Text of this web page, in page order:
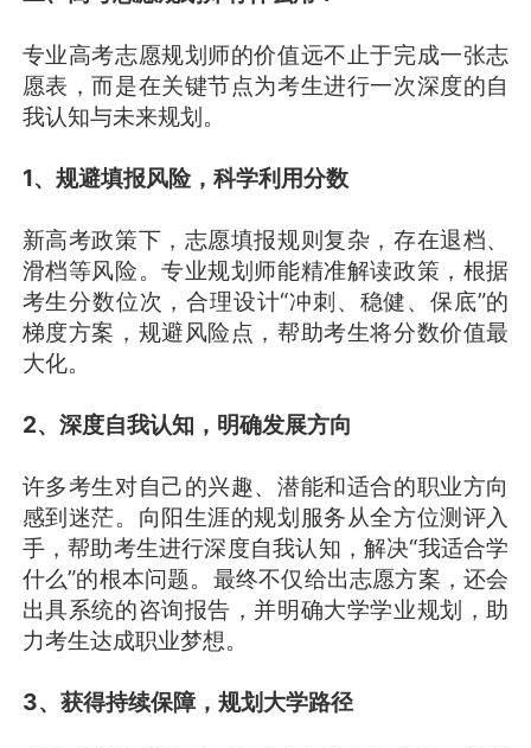
专业高考志愿规划师的价值远不止于完成一张志
愿表，而是在关键节点为考生进行一次深度的自
我认知与未来规划。
1、规避填报风险，科学利用分数
新高考政策下，志愿填报规则复杂，存在退档、
滑档等风险。专业规划师能精准解读政策，根据
考生分数位次，合理设计“冲刺、稳健、保底”的
梯度方案，规避风险点，帮助考生将分数价值最
大化。
2、深度自我认知，明确发展方向
许多考生对自己的兴趣、潜能和适合的职业方向
感到迷茫。向阳生涯的规划服务从全方位测评入
手，帮助考生进行深度自我认知，解决“我适合学
什么”的根本问题。最终不仅给出志愿方案，还会
出具系统的咨询报告，并明确大学学业规划，助
力考生达成职业梦想。
3、获得持续保障，规划大学路径